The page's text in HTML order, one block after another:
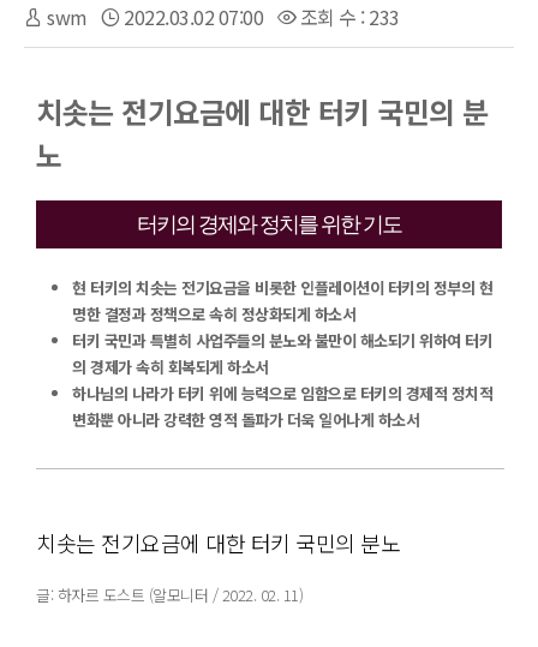
swm 2022.03.02 07:00 조회 수 : 233
치솟는 전기요금에 대한 터키 국민의 분
노
터키의 경제와 정치를 위한 기도
현 터키의 치솟는 전기요금을 비롯한 인플레이션이 터키의 정부의 현
명한 결정과 정책으로 속히 정상화되게 하소서
터키 국민과 특별히 사업주들의 분노와 불만이 해소되기 위하여 터키
의 경제가 속히 회복되게 하소서
하나님의 나라가 터키 위에 능력으로 임함으로 터키의 경제적 정치적
변화뿐 아니라 강력한 영적 돌파가 더욱 일어나게 하소서
치솟는 전기요금에 대한 터키 국민의 분노
글: 하자르 도스트 (알모니터 / 2022. 02. 11)